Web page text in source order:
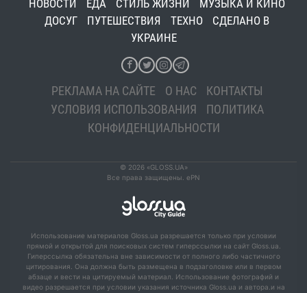
НОВОСТИ ЕДА СТИЛЬ ЖИЗНИ
МУЗЫКА И КИНО
ДОСУГ
ПУТЕШЕСТВИЯ ТЕХНО
СДЕЛАНО В
УКРАИНЕ
РЕКЛАМА НА САЙТЕ О НАС
КОНТАКТЫ
УСЛОВИЯ ИСПОЛЬЗОВАНИЯ
ПОЛИТИКА
КОНФИДЕНЦИАЛЬНОСТИ
© 2026 «GLOSS.UA»
Все права защищены. ePN
Использование материалов Gloss.ua разрешается только при условии
прямой и открытой для поисковых систем гиперссылки на сайт Gloss.ua.
Гиперссылка обязательна вне зависимости от полного либо частичного
цитирования. Она должна быть размещена в подзаголовке или в первом
абзаце и вести на цитируемый материал. Использование фотографий и
видео разрешается при условии указания источника Gloss.ua и автора.и на